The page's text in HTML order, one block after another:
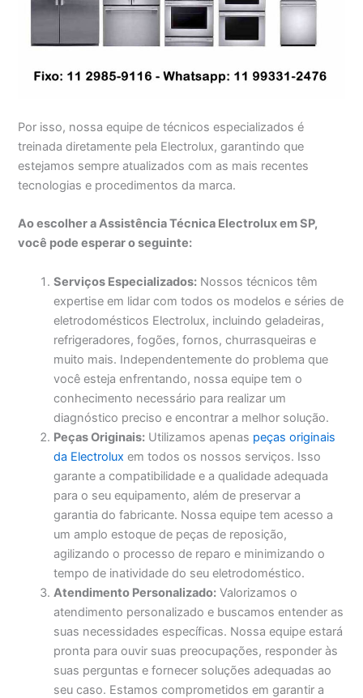
Por isso, nossa equipe de técnicos especializados é
treinada diretamente pela Electrolux, garantindo que
estejamos sempre atualizados com as mais recentes
tecnologias e procedimentos da marca.
Ao escolher a Assistência Técnica Electrolux em SP,
você pode esperar o seguinte:
Serviços Especializados: Nossos técnicos têm
expertise em lidar com todos os modelos e séries de
eletrodomésticos Electrolux, incluindo geladeiras,
refrigeradores, fogões, fornos, churrasqueiras e
muito mais. Independentemente do problema que
você esteja enfrentando, nossa equipe tem o
conhecimento necessário para realizar um
diagnóstico preciso e encontrar a melhor solução.
Peças Originais: Utilizamos apenas peças originais
da Electrolux em todos os nossos serviços. Isso
garante a compatibilidade e a qualidade adequada
para o seu equipamento, além de preservar a
garantia do fabricante. Nossa equipe tem acesso a
um amplo estoque de peças de reposição,
agilizando o processo de reparo e minimizando o
tempo de inatividade do seu eletrodoméstico.
Atendimento Personalizado: Valorizamos o
atendimento personalizado e buscamos entender as
suas necessidades específicas. Nossa equipe estará
pronta para ouvir suas preocupações, responder às
suas perguntas e fornecer soluções adequadas ao
seu caso. Estamos comprometidos em garantir a